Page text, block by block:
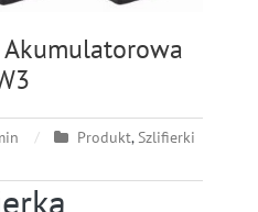
Produkt, Szlifierki